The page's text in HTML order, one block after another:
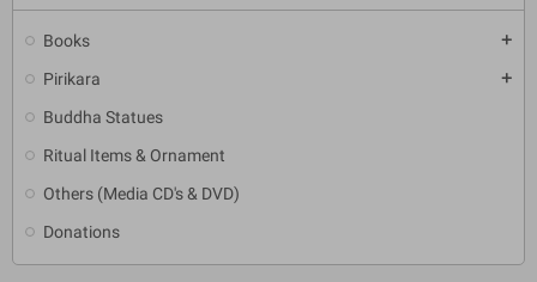
Books add
Pirikara add
Buddha Statues
Ritual Items & Ornament
Others (Media CD's & DVD)
Donations